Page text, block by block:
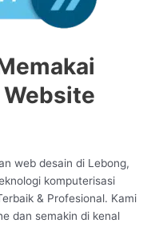
web desain di Lebong,
komputerisasi
& Profesional. Kami
dan semakin di kenal